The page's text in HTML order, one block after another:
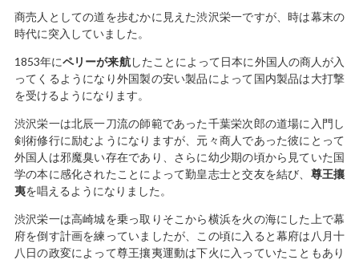
商売人としての道を歩むかに見えた渋沢栄一ですが、時は幕末の
時代に突入していました。
1853年にペリーが来航したことによって日本に外国人の商人が入
ってくるようになり外国製の安い製品によって国内製品は大打撃
を受けるようになります。
渋沢栄一は北辰一刀流の師範であった千葉栄次郎の道場に入門し
剣術修行に励むようになりますが、元々商人であった彼にとって
外国人は邪魔臭い存在であり、さらに幼少期の頃から見ていた国
学の本に感化されたことによって勤皇志士と交友を結び、 尊王攘
夷を唱えるようになりました。
渋沢栄一は高崎城を乗っ取りそこから横浜を火の海にした上で幕
府を倒す計画を練っていましたが、この頃に入ると幕府は八月十
八日の政変によって尊王攘夷運動は下火に入っていたこともあり